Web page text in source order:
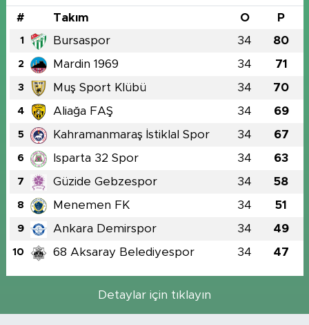
# Takım O P
1 Bursaspor 34 80
2 Mardin 1969 34 71
3 Muş Sport Klübü 34 70
4 Aliağa FAŞ 34 69
5 Kahramanmaraş İstiklal Spor 34 67
6 Isparta 32 Spor 34 63
7 Güzide Gebzespor 34 58
8 Menemen FK 34 51
9 Ankara Demirspor 34 49
10 68 Aksaray Belediyespor 34 47
Detaylar için tıklayın